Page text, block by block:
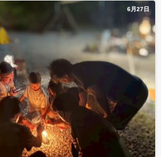
6月27日